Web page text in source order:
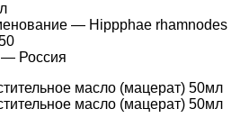
— Hippphae rhamnodes
— Россия